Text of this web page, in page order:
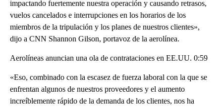
impactando fuertemente nuestra operación y causando retrasos,
vuelos cancelados e interrupciones en los horarios de los
miembros de la tripulación y los planes de nuestros clientes»,
dijo a CNN Shannon Gilson, portavoz de la aerolínea.
Aerolíneas anuncian una ola de contrataciones en EE.UU. 0:59
«Eso, combinado con la escasez de fuerza laboral con la que se
enfrentan algunos de nuestros proveedores y el aumento
increíblemente rápido de la demanda de los clientes, nos ha